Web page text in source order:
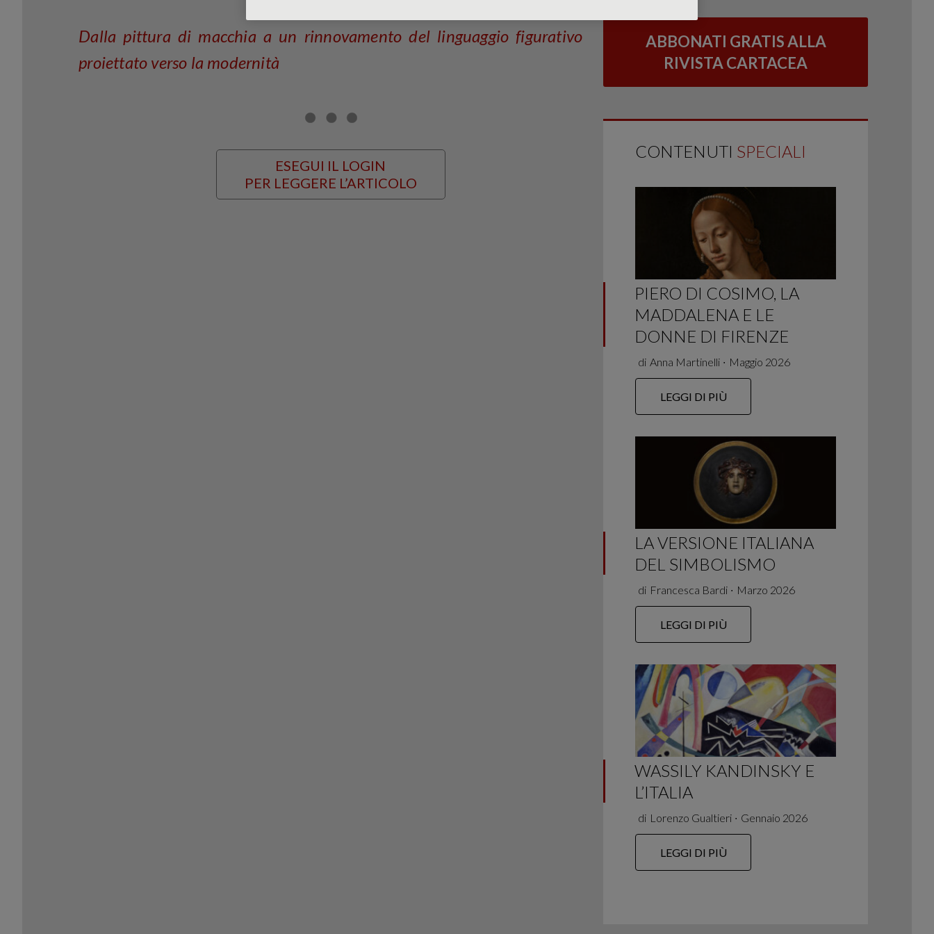
Dalla pittura di macchia a un rinnovamento del linguaggio figurativo
proiettato verso la modernità
ESEGUI IL LOGIN
PER LEGGERE L’ARTICOLO
ABBONATI GRATIS ALLA
RIVISTA CARTACEA
CONTENUTI SPECIALI
PIERO DI COSIMO, LA
MADDALENA E LE
DONNE DI FIRENZE
di Anna Martinelli ∙ Maggio 2026
LEGGI DI PIÙ
LA VERSIONE ITALIANA
DEL SIMBOLISMO
di Francesca Bardi ∙ Marzo 2026
LEGGI DI PIÙ
WASSILY KANDINSKY E
L’ITALIA
di Lorenzo Gualtieri ∙ Gennaio 2026
LEGGI DI PIÙ